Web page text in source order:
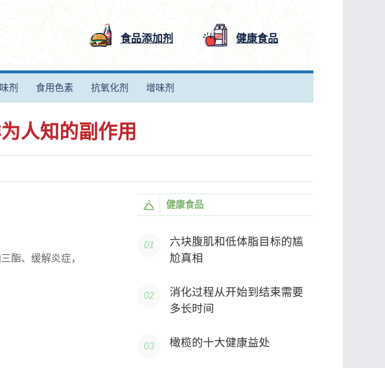
食品添加剂 健康食品
剂 食用色素 抗氧化剂 增味剂
人知的副作用
酯、缓解炎症，
健康食品
六块腹肌和低体脂目标的尴
尬真相
消化过程从开始到结束需要
多长时间
橄榄的十大健康益处